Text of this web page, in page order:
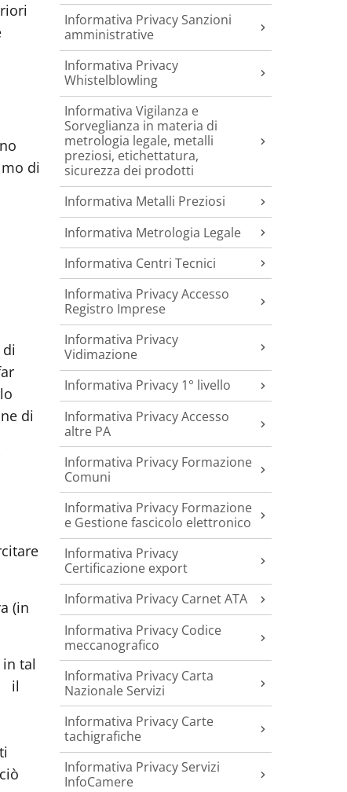
di
di
(in
tal
il
Informativa Privacy Sanzioni
amministrative
Informativa Privacy
Whistelblowling
Informativa Vigilanza e
Sorveglianza in materia di
metrologia legale, metalli
preziosi, etichettatura,
sicurezza dei prodotti
Informativa Metalli Preziosi
Informativa Metrologia Legale
Informativa Centri Tecnici
Informativa Privacy Accesso
Registro Imprese
Informativa Privacy
Vidimazione
Informativa Privacy 1° livello
Informativa Privacy Accesso
altre PA
Informativa Privacy Formazione
Comuni
Informativa Privacy Formazione
e Gestione fascicolo elettronico
Informativa Privacy
Certificazione export
Informativa Privacy Carnet ATA
Informativa Privacy Codice
meccanografico
Informativa Privacy Carta
Nazionale Servizi
Informativa Privacy Carte
tachigrafiche
Informativa Privacy Servizi
InfoCamere